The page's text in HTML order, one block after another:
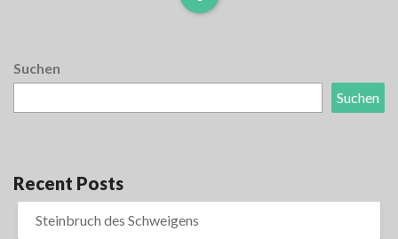
Read
Suchen
Suchen
Recent Posts
Steinbruch des Schweigens